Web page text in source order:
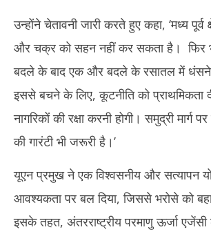
उन्होंने चेतावनी जारी करते हुए कहा, ‘मध्य
और चक्र को सहन नहीं कर सकता है। फिर
बदले के बाद एक और बदले के रसातल में धंसने
इससे बचने के लिए, कूटनीति को प्राथमिकता
नागरिकों की रक्षा करनी होगी। समुद्री मार्ग
की गारंटी भी जरूरी है।’
यूएन प्रमुख ने एक विश्वसनीय और सत्यापन
आवश्यकता पर बल दिया, जिससे भरोसे को
इसके तहत, अंतरराष्ट्रीय परमाणु ऊर्जा एजेंसी